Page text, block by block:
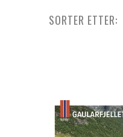
SORTER ETTER: